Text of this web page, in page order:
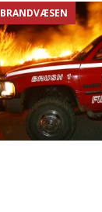
BRANDVÆSEN